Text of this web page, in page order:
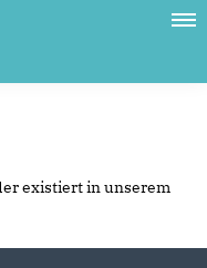
existiert in unserem